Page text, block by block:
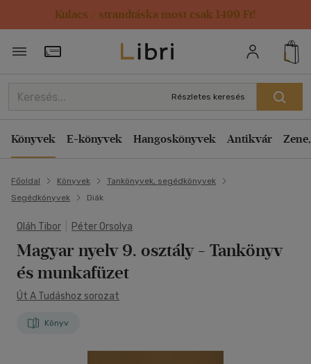
Kulacs / strandtáska most csak 1499 Ft!
Törzsvásárlói Kártya adatai
Részletes keresés
Könyvek E-könyvek Hangoskönyvek Antikvár
Főoldal Könyvek
Tankönyvek, segédkönyvek
Segédkönyvek
Diák
Oláh Tibor Péter Orsolya
Magyar nyelv 9. osztály - Tankönyv
és munkafüzet
Út A Tudáshoz sorozat
Könyv